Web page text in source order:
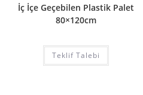
İç İçe Geçebilen Plastik Palet
80×120cm
Teklif Talebi